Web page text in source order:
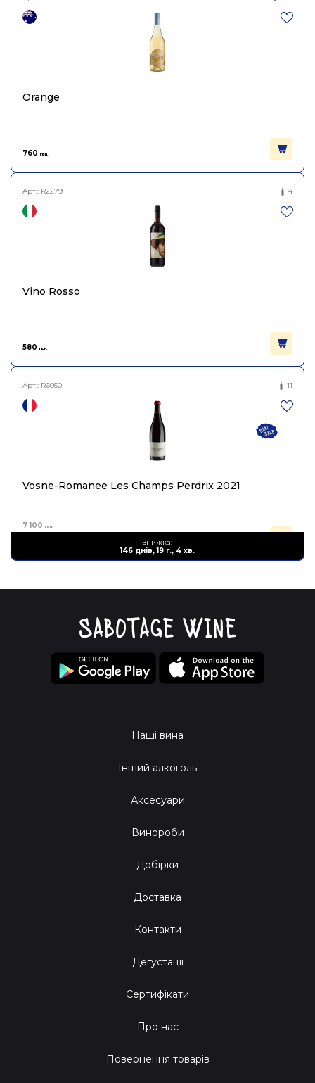
Orange
760 грн.
Арт.: R2279 4
Vino Rosso
580 грн.
Арт.: R6050
Знижка:
146 днів, 19 г., 4 хв.
11
Vosne-Romanee Les Champs Perdrix 2021
7 100 грн.
Наші вина
Інший алкоголь
Аксесуари
Винороби
Добірки
Доставка
Контакти
Дегустації
Сертифікати
Про нас
Повернення товарів